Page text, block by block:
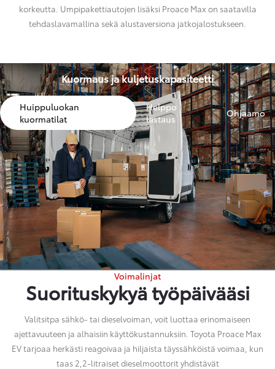
korkeutta. Umpipakettiautojen lisäksi Proace Max on saatavilla
tehdaslavamallina sekä alustaversiona jatkojalostukseen.
Kuormaus ja kuljetuskapasiteetti
Huippuluokan
kuormatilat
Helppo
lastaus
Ohjaamo
Voimalinjat
Suorituskykyä työpäivääsi
Valitsitpa sähkö- tai dieselvoiman, voit luottaa erinomaiseen
ajettavuuteen ja alhaisiin käyttökustannuksiin. Toyota Proace Max
EV tarjoaa herkästi reagoivaa ja hiljaista täyssähköistä voimaa, kun
taas 2,2-litraiset dieselmoottorit yhdistävät